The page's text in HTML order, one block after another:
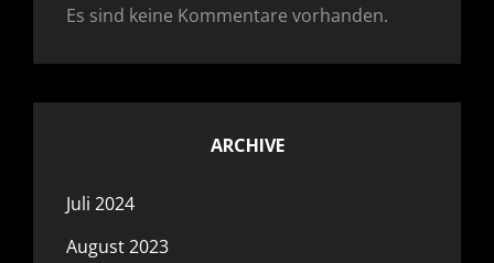
Es sind keine Kommentare vorhanden.
ARCHIVE
Juli 2024
August 2023